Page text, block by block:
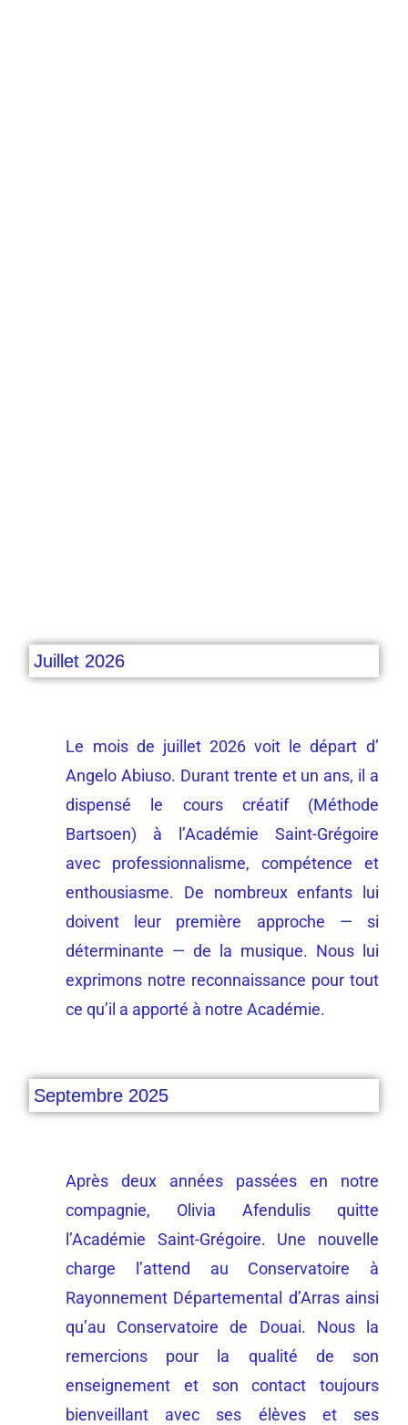
Juillet 2026
Le mois de juillet 2026 voit le départ d’
Angelo Abiuso. Durant trente et un ans, il a
dispensé le cours créatif (Méthode
Bartsoen) à l’Académie Saint-Grégoire
avec professionnalisme, compétence et
enthousiasme. De nombreux enfants lui
doivent leur première approche — si
déterminante — de la musique. Nous lui
exprimons notre reconnaissance pour tout
ce qu’il a apporté à notre Académie.
Septembre 2025
Après deux années passées en notre
compagnie, Olivia Afendulis quitte
l’Académie Saint-Grégoire. Une nouvelle
charge l’attend au Conservatoire à
Rayonnement Départemental d’Arras ainsi
qu’au Conservatoire de Douai. Nous la
remercions pour la qualité de son
enseignement et son contact toujours
bienveillant avec ses élèves et ses